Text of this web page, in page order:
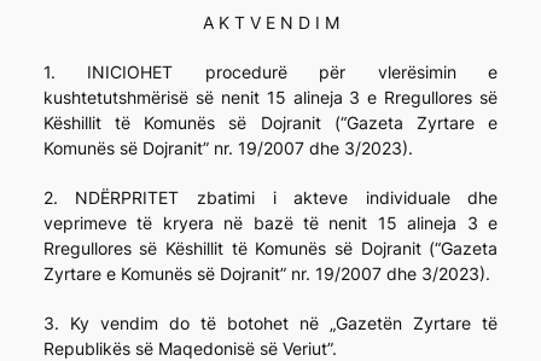
A K T V E N D I M
1. INICIOHET procedurë për vlerësimin e
kushtetutshmërisë së nenit 15 alineja 3 e Rregullores së
Këshillit të Komunës së Dojranit (“Gazeta Zyrtare e
Komunës së Dojranit” nr. 19/2007 dhe 3/2023).
2. NDËRPRITET zbatimi i akteve individuale dhe
veprimeve të kryera në bazë të nenit 15 alineja 3 e
Rregullores së Këshillit të Komunës së Dojranit (“Gazeta
Zyrtare e Komunës së Dojranit” nr. 19/2007 dhe 3/2023).
3. Ky vendim do të botohet në „Gazetën Zyrtare të
Republikës së Maqedonisë së Veriut”.